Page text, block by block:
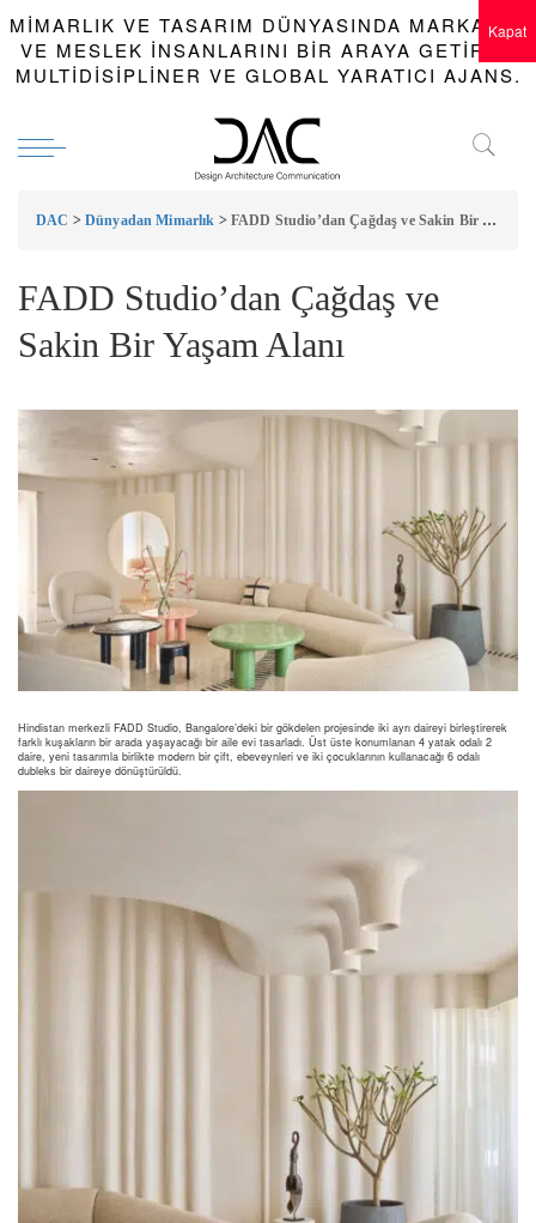
MIMARLIK VE TASARIM DÜNYASINDA MARKALAR
VE MESLEK INSANLARINI BIR ARAYA GETIREN
MULTIDISIPLINER VE GLOBAL YARATICI AJANS.
DAC > Dünyadan Mimarlık > FADD Studio’dan Çağdaş ve Sakin Bir Yaşam Alanı
FADD Studio’dan Çağdaş ve
Sakin Bir Yaşam Alanı
Hindistan merkezli FADD Studio, Bangalore’deki bir gökdelen projesinde iki ayrı daireyi birleştirerek
farklı kuşakların bir arada yaşayacağı bir aile evi tasarladı. Üst üste konumlanan 4 yatak odalı 2
daire, yeni tasarımla birlikte modern bir çift, ebeveynleri ve iki çocuklarının kullanacağı 6 odalı
dubleks bir daireye dönüştürüldü.
Kapat